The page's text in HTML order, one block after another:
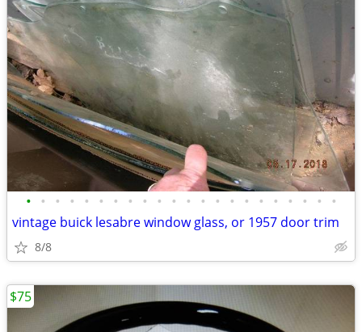
• • • • • • • • • • • • • • • • • • • • • •
vintage buick lesabre window glass, or 1957 door trim
8/8
$75